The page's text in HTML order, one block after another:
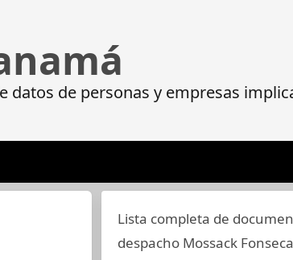
datos de personas y empresas
Lista completa de
despacho Mossack Fonseca